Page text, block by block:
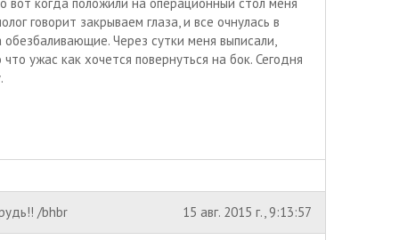
вот когда положили на операционный стол меня
говорит закрываем глаза, и все очнулась в
Через сутки меня выписали,
ужас как хочется повернуться на бок. Сегодня
/bhbr 15 авг. 2015 г., 9:13:57